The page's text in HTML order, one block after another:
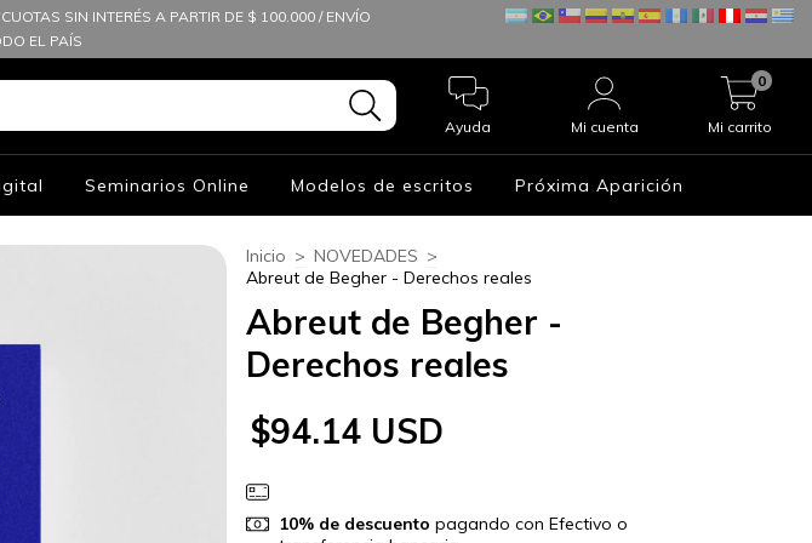
SIN INTERÉS A PARTIR DE $ 100.000 / ENVÍO
EL PAÍS
Ayuda Mi cuenta Mi carrito
0
Seminarios Online Modelos de escritos Próxima Aparición
Inicio > NOVEDADES >
Abreut de Begher - Derechos reales
Abreut de Begher -
Derechos reales
$94.14 USD
10% de descuento pagando con Efectivo o